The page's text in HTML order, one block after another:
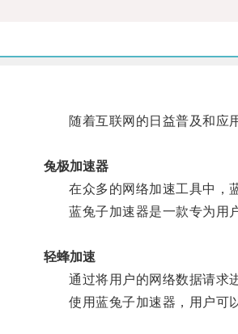
随着互联网的日益普及和应用
兔极加速器
在众多的网络加速工具中，蓝
蓝兔子加速器是一款专为用户
轻蜂加速
通过将用户的网络数据请求进
使用蓝兔子加速器，用户可以